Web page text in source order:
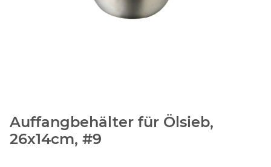
Auffangbehälter für Ölsieb,
26x14cm, #9